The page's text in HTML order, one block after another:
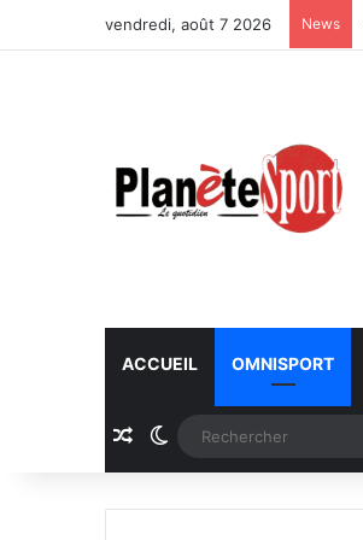
vendredi, août 7 2026 News
ACCUEIL OMNISPORT
Article Aléatoire
Switch skin